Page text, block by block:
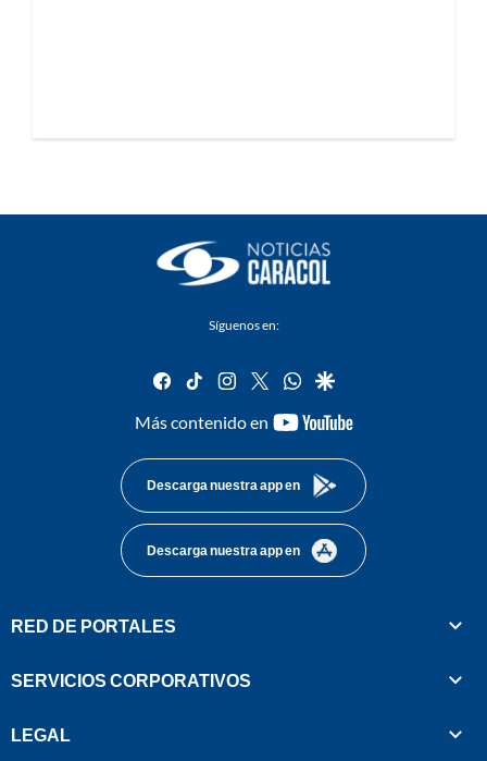
Síguenos en:
facebook
tiktok instagram
twitterwhatsapp
google
Más contenido en
youtube-
Descarga nuestra app en
Descarga nuestra app en
RED DE PORTALES
SERVICIOS CORPORATIVOS
LEGAL